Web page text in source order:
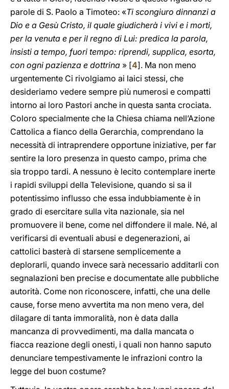
parole di S. Paolo a Timoteo: «Ti scongiuro dinnanzi a
Dio e a Gesù Cristo, il quale giudicherà i vivi e i morti,
per la venuta e per il regno di Lui: predica la parola,
insisti a tempo, fuori tempo: riprendi, supplica, esorta,
con ogni pazienza e dottrina » [4]. Ma non meno
urgentemente Ci rivolgiamo ai laici stessi, che
desideriamo vedere sempre più numerosi e compatti
intorno ai loro Pastori anche in questa santa crociata.
Coloro specialmente che la Chiesa chiama nell’Azione
Cattolica a fianco della Gerarchia, comprendano la
necessità di intraprendere opportune iniziative, per far
sentire la loro presenza in questo campo, prima che
sia troppo tardi. A nessuno è lecito contemplare inerte
i rapidi sviluppi della Televisione, quando si sa il
potentissimo influsso che essa indubbiamente è in
grado di esercitare sulla vita nazionale, sia nel
promuovere il bene, come nel diffondere il male. Né, al
verificarsi di eventuali abusi e degenerazioni, ai
cattolici basterà di starsene semplicemente a
deplorarli, quando invece sarà necessario additarli con
segnalazioni ben precise e documentate alle pubbliche
autorità. Come non riconoscere, infatti, che una delle
cause, forse meno avvertita ma non meno vera, del
dilagare di tanta immoralità, non è data dalla
mancanza di provvedimenti, ma dalla mancata o
fiacca reazione degli onesti, i quali non hanno saputo
denunciare tempestivamente le infrazioni contro la
legge del buon costume?